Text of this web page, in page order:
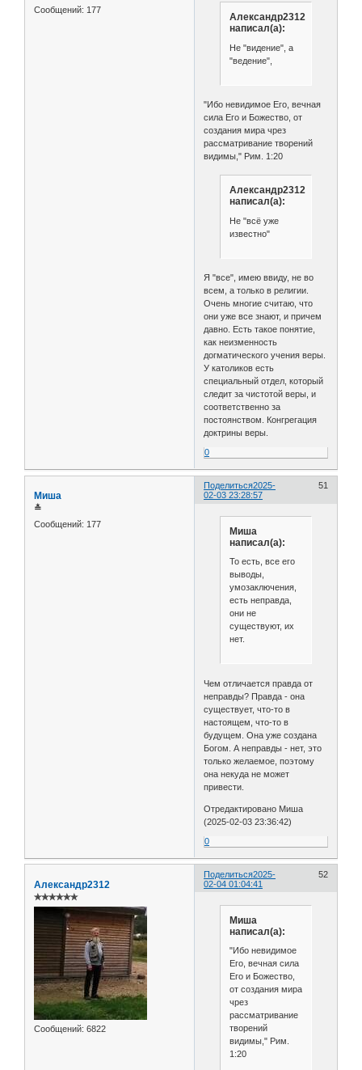
Сообщений: 177
Александр2312
написал(а):
Не "видение", а
"ведение",
"Ибо невидимое Его, вечная
сила Его и Божество, от
создания мира чрез
рассматривание творений
видимы," Рим. 1:20
Александр2312
написал(а):
Не "всё уже
известно"
Я "все", имею ввиду, не во
всем, а только в религии.
Очень многие считаю, что
они уже все знают, и причем
давно. Есть такое понятие,
как неизменность
догматического учения веры.
У католиков есть
специальный отдел, который
следит за чистотой веры, и
соответственно за
постоянством. Конгрегация
доктрины веры.
0
Поделиться 51
2025-
02-03 23:28:57
Миша
≛
Сообщений: 177
Миша
написал(а):
То есть, все его
выводы,
умозаключения,
есть неправда,
они не
существуют, их
нет.
Чем отличается правда от
неправды? Правда - она
существует, что-то в
настоящем, что-то в
будущем. Она уже создана
Богом. А неправды - нет, это
только желаемое, поэтому
она некуда не может
привести.
Отредактировано Миша
(2025-02-03 23:36:42)
0
Поделиться 52
2025-
02-04 01:04:41
Александр2312
✯✯✯✯✯✯
Сообщений: 6822
Миша
написал(а):
"Ибо невидимое
Его, вечная сила
Его и Божество,
от создания мира
чрез
рассматривание
творений
видимы," Рим.
1:20